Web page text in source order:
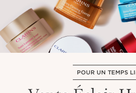
POUR UN TEMPS